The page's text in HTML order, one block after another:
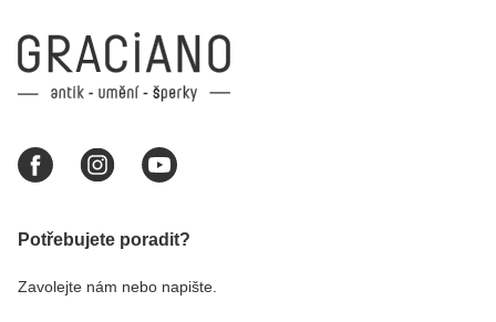
Potřebujete poradit?
Zavolejte nám nebo napište.